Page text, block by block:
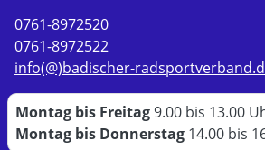
0761-8972520
0761-8972522
info(@)badischer-
Montag bis Freitag9.00 bis 13.00
Montag bis Donnerstag 14.00 bis